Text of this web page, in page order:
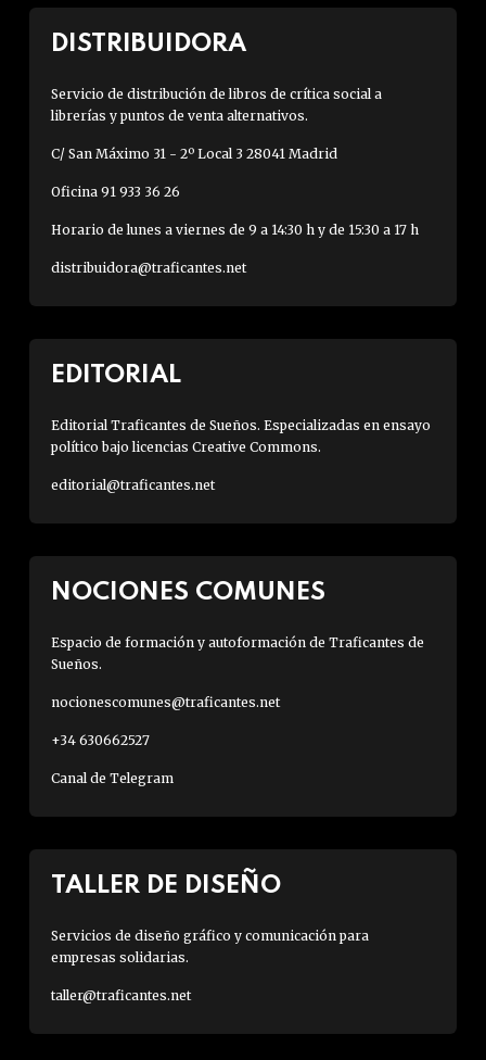
DISTRIBUIDORA
Servicio de distribución de libros de crítica social a
librerías y puntos de venta alternativos.
C/ San Máximo 31 - 2º Local 3 28041 Madrid
Oficina 91 933 36 26
Horario de lunes a viernes de 9 a 14:30 h y de 15:30 a 17 h
distribuidora@traficantes.net
EDITORIAL
Editorial Traficantes de Sueños. Especializadas en ensayo
político bajo licencias Creative Commons.
editorial@traficantes.net
NOCIONES COMUNES
Espacio de formación y autoformación de Traficantes de
Sueños.
nocionescomunes@traficantes.net
+34 630662527
Canal de Telegram
TALLER DE DISEÑO
Servicios de diseño gráfico y comunicación para
empresas solidarias.
taller@traficantes.net